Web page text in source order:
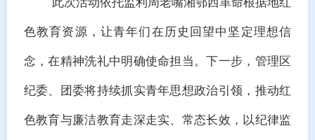
色教育资源 ，让青年们在历史回望中坚定理想信
念，在精神洗礼中明确使命担当。下一步，管理区
纪委、团委将持续抓实青年思想政治引领，推动红
色教育与廉洁教育走深走实、常态长效，以纪律监